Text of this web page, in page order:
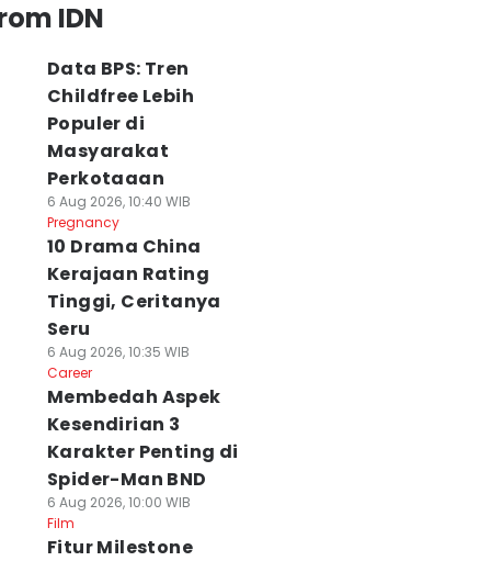
IDN
Data BPS: Tren
Childfree Lebih
Populer di
Masyarakat
Perkotaaan
6 Aug 2026, 10:40 WIB
Pregnancy
10 Drama China
Kerajaan Rating
Tinggi, Ceritanya
Seru
6 Aug 2026, 10:35 WIB
Career
Membedah Aspek
Kesendirian 3
Karakter Penting di
Spider-Man BND
6 Aug 2026, 10:00 WIB
Film
Fitur Milestone